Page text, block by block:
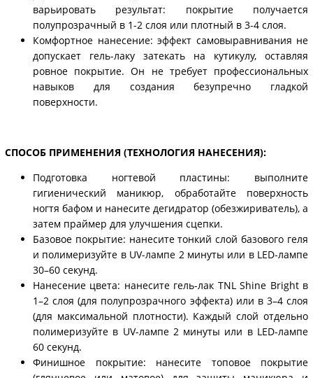
варьировать результат: покрытие получается
полупрозрачный в 1-2 слоя или плотный в 3-4 слоя.
Комфортное нанесение: эффект самовыравнивания не
допускает гель-лаку затекать на кутикулу, оставляя
ровное покрытие. Он не требует профессиональных
навыков для создания безупречно гладкой
поверхности.
СПОСОБ ПРИМЕНЕНИЯ (ТЕХНОЛОГИЯ НАНЕСЕНИЯ):
Подготовка ногтевой пластины: выполните
гигиенический маникюр, обработайте поверхность
ногтя бафом и нанесите дегидратор (обезжириватель), а
затем праймер для улучшения сцепки.
Базовое покрытие: нанесите тонкий слой базового геля
и полимеризуйте в UV-лампе 2 минуты или в LED-лампе
30–60 секунд.
Нанесение цвета: нанесите гель-лак TNL Shine Bright в
1–2 слоя (для полупрозрачного эффекта) или в 3–4 слоя
(для максимальной плотности). Каждый слой отдельно
полимеризуйте в UV-лампе 2 минуты или в LED-лампе
60 секунд.
Финишное покрытие: нанесите топовое покрытие